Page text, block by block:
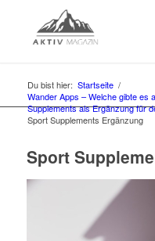
Du bist hier: Startseite /
Wander Apps – Welche gibte es
Supplements als Ergänzung für
Sport Supplements Ergänzung
Sport